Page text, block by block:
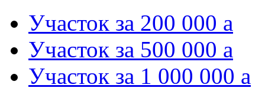
Участок за 200 000 a
Участок за 500 000 a
Участок за 1 000 000 a